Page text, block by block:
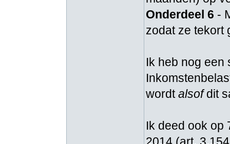
Onderdeel 6 -
zodat ze tekort
Ik heb nog een
wordtalsofdit
Ik deed ook op